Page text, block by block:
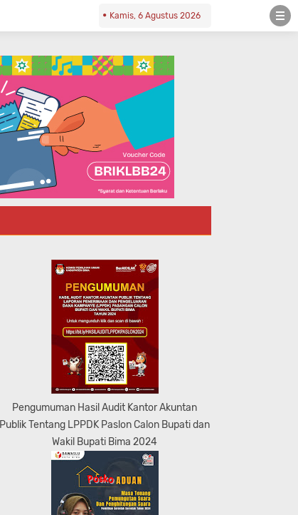
Kamis, 6 Agustus 2026
Pengumuman Hasil Audit Kantor Akuntan
Publik Tentang LPPDK Paslon Calon Bupati dan
Wakil Bupati Bima 2024